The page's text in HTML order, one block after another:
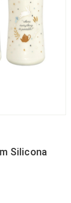
Silicona